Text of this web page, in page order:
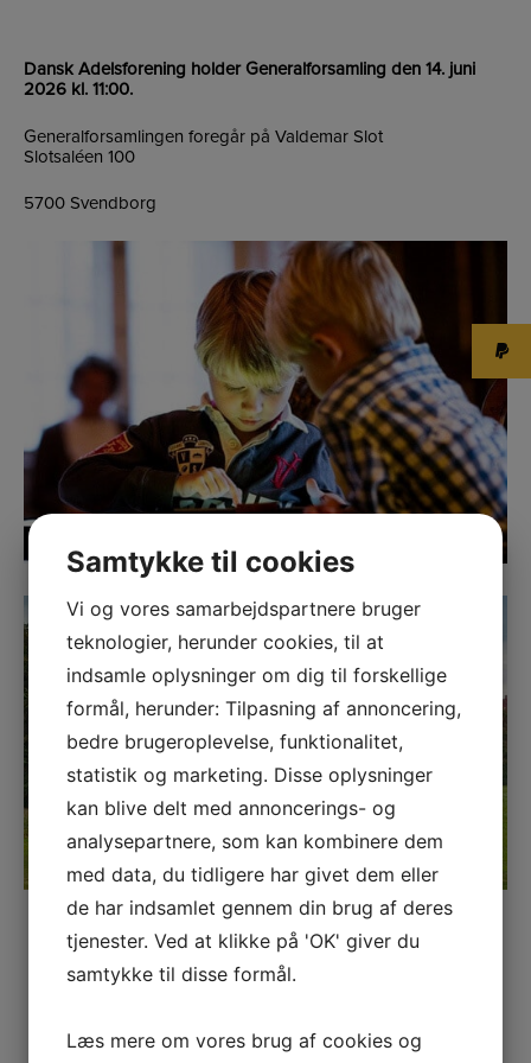
Dansk Adelsforening holder Generalforsamling den 14. juni
2026 kl. 11:00.
Generalforsamlingen foregår på Valdemar Slot
Slotsaléen 100
5700 Svendborg
Samtykke til cookies
Vi og vores samarbejdspartnere bruger
teknologier, herunder cookies, til at
indsamle oplysninger om dig til forskellige
formål, herunder: Tilpasning af annoncering,
bedre brugeroplevelse, funktionalitet,
statistik og marketing. Disse oplysninger
kan blive delt med annoncerings- og
analysepartnere, som kan kombinere dem
med data, du tidligere har givet dem eller
de har indsamlet gennem din brug af deres
tjenester. Ved at klikke på 'OK' giver du
samtykke til disse formål.
Læs mere om vores brug af cookies og